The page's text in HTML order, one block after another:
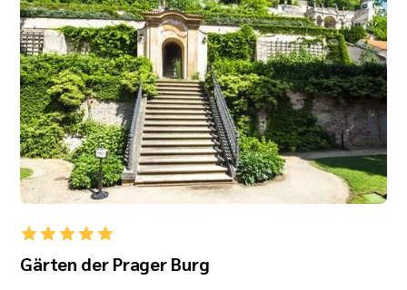
Gärten der Prager Burg